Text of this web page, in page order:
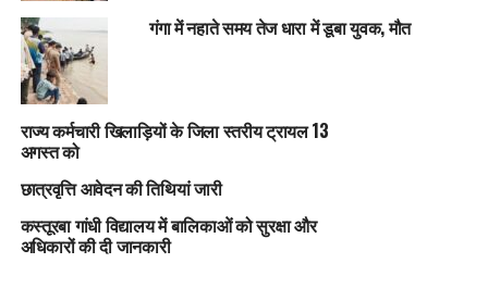
गंगा में नहाते समय तेज धारा में डूबा युवक, मौत
राज्य कर्मचारी खिलाड़ियों के जिला स्तरीय ट्रायल 13
अगस्त को
छात्रवृत्ति आवेदन की तिथियां जारी
कस्तूरबा गांधी विद्यालय में बालिकाओं को सुरक्षा और
अधिकारों की दी जानकारी